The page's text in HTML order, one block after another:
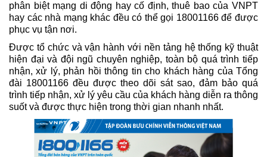
phân biệt mạng di động hay cố định, thuê bao của VNPT
hay các nhà mạng khác đều có thể gọi 18001166 để được
phục vụ tận nơi.
Được tổ chức và vận hành với nền tảng hệ thống kỹ thuật
hiện đại và đội ngũ chuyên nghiệp, toàn bộ quá trình tiếp
nhận, xử lý, phản hồi thông tin cho khách hàng của Tổng
đài 18001166 đều được theo dõi sát sao, đảm bảo quá
trình tiếp nhận, xử lý yêu cầu của khách hàng diễn ra thông
suốt và được thực hiện trong thời gian nhanh nhất.